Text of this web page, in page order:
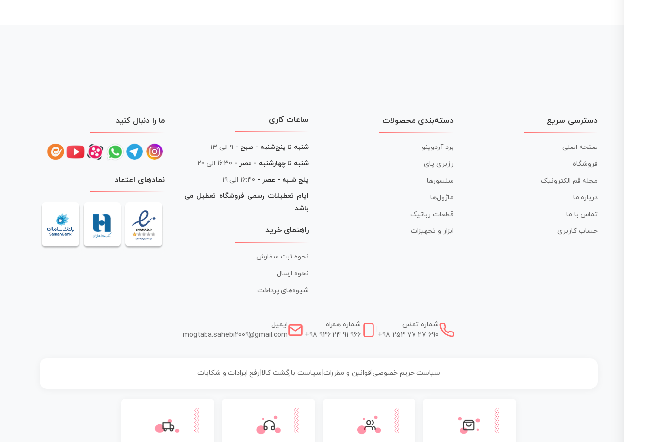
دسترسی سریع
صفحه اصلی
فروشگاه
مجله قم الکترونیک
درباره ما
تماس با ما
حساب کاربری
دسته‌بندی محصولات
برد آردوینو
رزبری پای
سنسورها
ماژول‌ها
قطعات رباتیک
ابزار و تجهیزات
ساعات کاری
شنبه تا پنج‌شنبه - صبح - ۹ الی ۱۳
شنبه تا چهارشنبه - عصر - 16:30 الی 20
پنج شنبه - عصر - 16:30 الی 19
ایام تعطیلات رسمی فروشگاه تعطیل می
باشد
راهنمای خرید
نحوه ثبت سفارش
نحوه ارسال
شیوه‌های پرداخت
ما را دنبال کنید
نمادهای اعتماد
شماره تماس
+98 253 77 27 690
شماره همراه
+98 936 24 91 966
ایمیل
mogtaba.sahebi2009@gmail.com
سیاست حریم خصوصی| قوانین و مقررات سیاست بازگشت کالا رفع ایرادات و شکایات